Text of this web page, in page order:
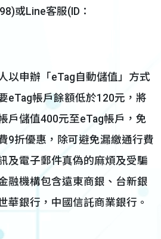
或Line客服(ID：
申辦「eTag自動儲值」方式
eTag帳戶餘額低於120元，將
戶儲值400元至eTag帳戶，免
9折優惠，除可避免漏繳通行費
及電子郵件真偽的麻煩及受騙
融機構包含遠東商銀、台新銀
華銀行，中國信託商業銀行。